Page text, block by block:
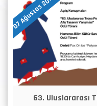
07 Ağustos 2026
63. Uluslararası